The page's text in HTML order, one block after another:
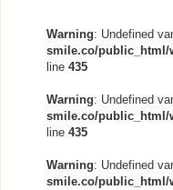
Warning: Undefined
smile.co/public_html/
line 435
Warning: Undefined
smile.co/public_html/
line 435
Warning: Undefined
smile.co/public_html/